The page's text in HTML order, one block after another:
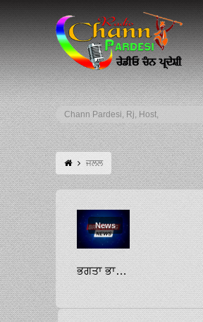
ਜਲਲ
News
ਭਗਤਾ ਭਾਈ: ਅਕਾਲੀ ਦਲ (ਅ) ਨੇ ਡੇਰਾ ਸਿਰਸਾ ਮੁਖੀ ਦੇ ਲਾਈਵ ਸਤਿਸੰਗ ਖ਼ਿਲਾਫ਼ ਜਲਾਲ ’ਚ ਸੜਕ ਜਾਮ ਕੀਤੀ